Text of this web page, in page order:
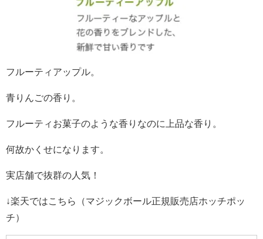
フルーティアップル。
青りんごの香り。
フルーティお菓子のような香りなのに上品な香り。
何故かくせになります。
実店舗で抜群の人気！
↓楽天ではこちら（マジックボール正規販売店ホッチポッ
チ）